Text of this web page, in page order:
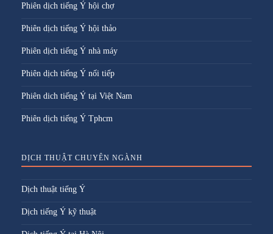
Phiên dịch tiếng Ý hội chợ
Phiên dịch tiếng Ý hội thảo
Phiên dịch tiếng Ý nhà máy
Phiên dịch tiếng Ý nối tiếp
Phiên dich tiếng Ý tại Việt Nam
Phiên dịch tiếng Ý Tphcm
DỊCH THUẬT CHUYÊN NGÀNH
Dịch thuật tiếng Ý
Dịch tiếng Ý kỹ thuật